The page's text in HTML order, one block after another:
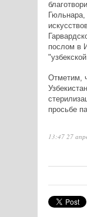
послом в
Отметим,
просьбе
13:47 27